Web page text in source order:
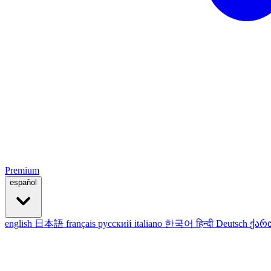
Premium
español
english 日本語 français русский italiano 한국어हिन्दी Deutsch